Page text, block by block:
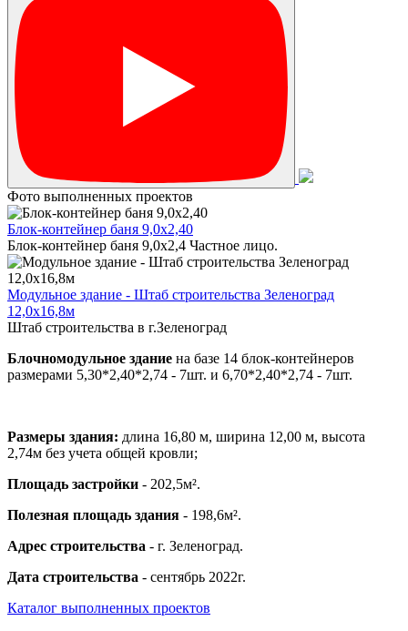
Фото выполненных проектов
Блок-контейнер баня 9,0х2,40
Блок-контейнер баня 9,0х2,4 Частное лицо.
Модульное здание - Штаб строительства Зеленоград
12,0х16,8м
Штаб строительства в г.Зеленоград
Блочномодульное здание на базе 14 блок-контейнеров
размерами 5,30*2,40*2,74 - 7шт. и 6,70*2,40*2,74 - 7шт.
Размеры здания: длина 16,80 м, ширина 12,00 м, высота
2,74м без учета общей кровли;
Площадь застройки - 202,5м².
Полезная площадь здания - 198,6м².
Адрес строительства - г. Зеленоград.
Дата строительства - сентябрь 2022г.
Каталог выполненных проектов